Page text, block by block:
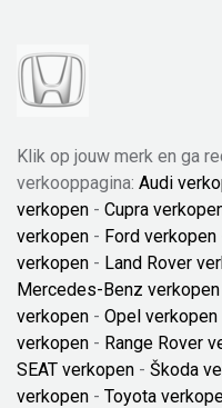
Klik op jouw merk en ga
verkooppagina: Audi
verkopen - Cupra
verkopen - Ford verkopen
verkopen - Land Rover
Mercedes-Benz verkopen
verkopen - Opel verkopen
verkopen - Range Rover
SEAT verkopen - Škoda
verkopen - Toyota